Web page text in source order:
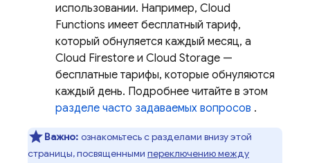
использовании. Например, Cloud
Functions имеет бесплатный тариф,
который обнуляется каждый месяц, а
Cloud Firestore и Cloud Storage —
бесплатные тарифы, которые обнуляются
каждый день. Подробнее читайте в этом
разделе часто задаваемых вопросов .
Важно: ознакомьтесь с разделами внизу этой
страницы, посвященными переключению между